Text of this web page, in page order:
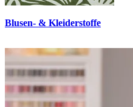
Blusen- & Kleiderstoffe